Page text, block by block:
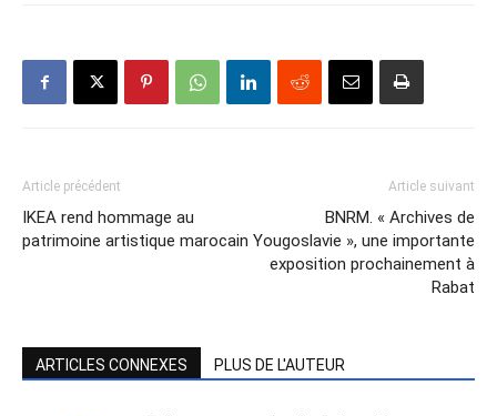
Article précédent
IKEA rend hommage au
patrimoine artistique marocain
Article suivant
BNRM. « Archives de
Yougoslavie », une importante
exposition prochainement à
Rabat
ARTICLES CONNEXES PLUS DE L'AUTEUR